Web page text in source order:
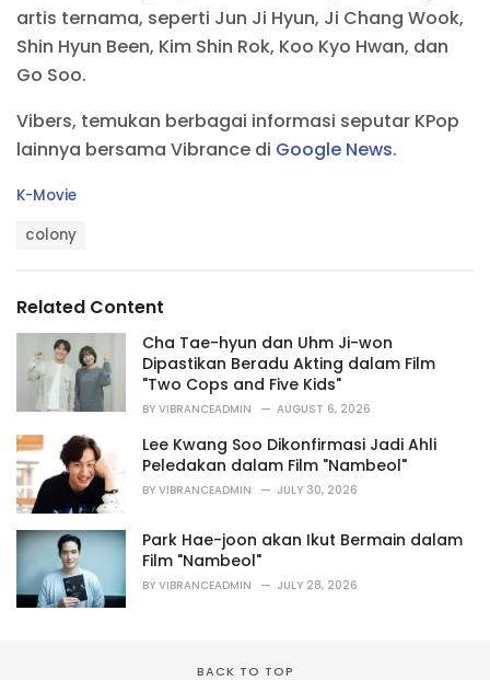
artis ternama, seperti Jun Ji Hyun, Ji Chang Wook,
Shin Hyun Been, Kim Shin Rok, Koo Kyo Hwan, dan
Go Soo.
Vibers, temukan berbagai informasi seputar KPop
lainnya bersama Vibrance di Google News.
C
r
i
K-Movie
:
colony
Related Content
Cha Tae-hyun dan Uhm Ji-won
Dipastikan Beradu Akting dalam Film
"Two Cops and Five Kids"
BY VIBRANCEADMIN AUGUST 6, 2026
Lee Kwang Soo Dikonfirmasi Jadi Ahli
Peledakan dalam Film "Nambeol"
BY VIBRANCEADMIN JULY 30, 2026
Park Hae-joon akan Ikut Bermain dalam
Film "Nambeol"
BY VIBRANCEADMIN JULY 28, 2026
BACK TO TOP